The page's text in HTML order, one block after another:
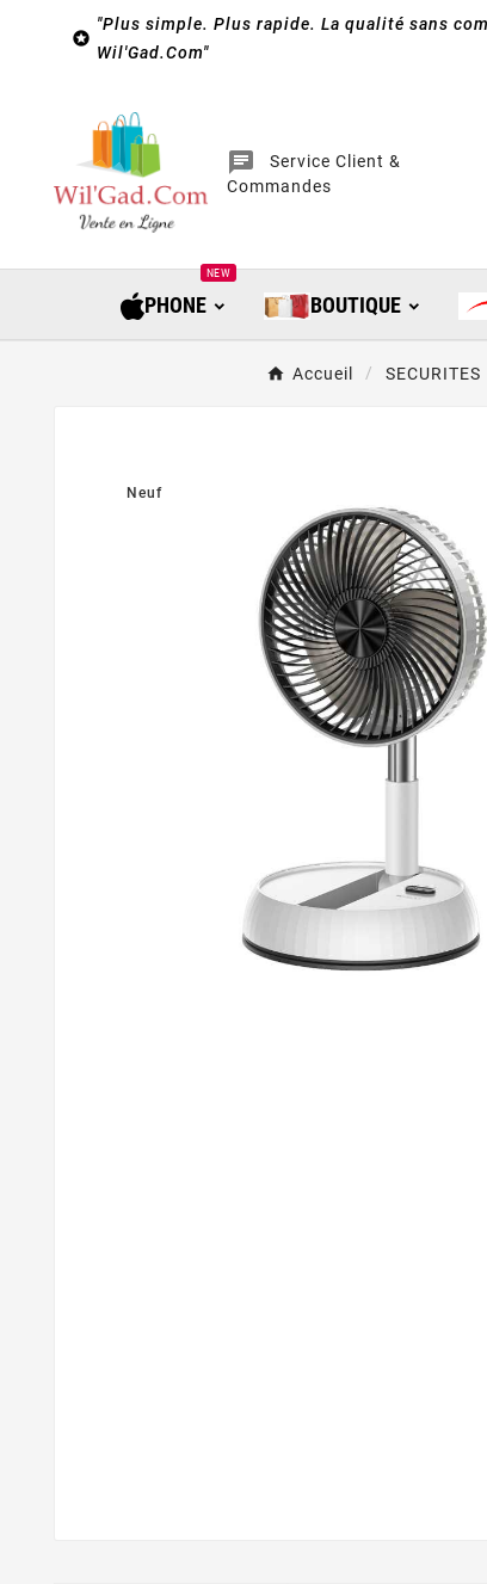

"Plus simple. Plus rapide. La qualité sans
Wil'Gad.Com"
chat
Service Client &
Commandes
PHONE
NEW
BOUTIQUE
Accueil SECURITES
Neuf